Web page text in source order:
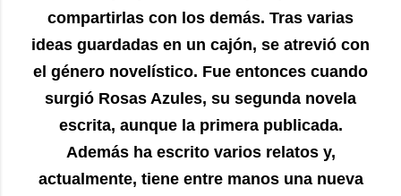
compartirlas con los demás. Tras varias
ideas guardadas en un cajón, se atrevió con
el género novelístico. Fue entonces cuando
surgió Rosas Azules, su segunda novela
escrita, aunque la primera publicada.
Además ha escrito varios relatos y,
actualmente, tiene entre manos una nueva